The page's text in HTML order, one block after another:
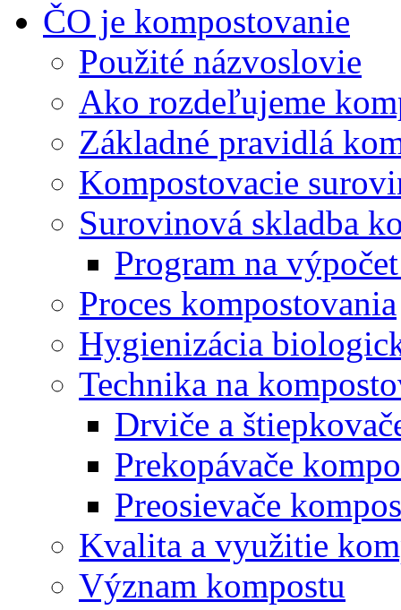
ČO je kompostovanie
Použité názvoslovie
Ako rozdeľujeme
Základné pravidlá
Kompostovacie
Surovinová skladba
Program na
Proces kompostovania
Hygienizácia
Technika na
Drviče a
Prekopávače
Preosievače
Kvalita a využitie
Význam kompostu